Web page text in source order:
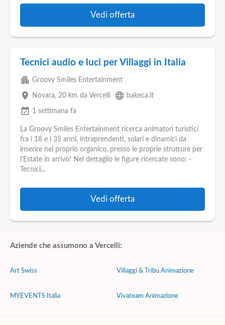
Vedi offerta
Tecnici audio e luci per Villaggi in Italia
apartment Groovy Smiles Entertainment
place Novara, 20 km da Vercelli language bakeca.it
event_available 1 settimana fa
La Groovy Smiles Entertainment ricerca animatori turistici
fra i 18 e i 35 anni, intraprendenti, solari e dinamici da
inserire nel proprio organico, presso le proprie strutture per
l'Estate in arrivo! Nel dettaglio le figure ricercate sono: -
Tecnici...
Vedi offerta
Aziende che assumono a Vercelli:
Art Swiss
MYEVENTS Italia
Villaggi & Tribu Animazione
Vivateam Animazione